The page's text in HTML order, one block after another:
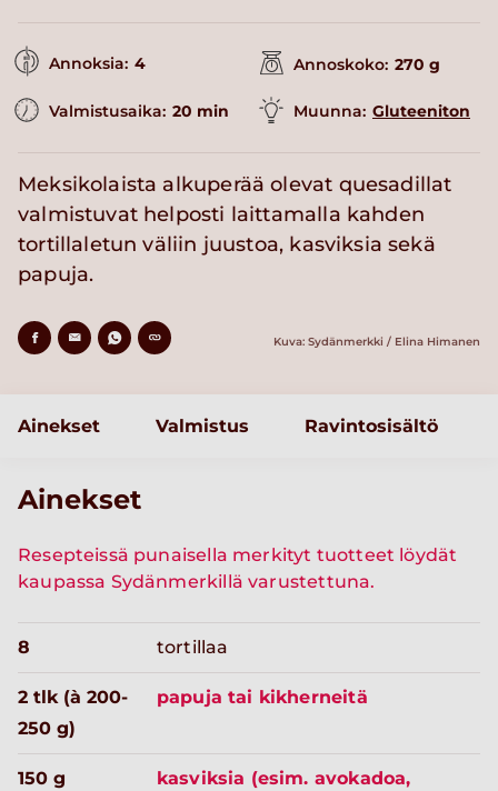
Annoksia: 4 Annoskoko: 270 g
Valmistusaika: 20 min Muunna: Gluteeniton
Meksikolaista alkuperää olevat quesadillat
valmistuvat helposti laittamalla kahden
tortillaletun väliin juustoa, kasviksia sekä
papuja.
Kuva: Sydänmerkki / Elina Himanen
Ainekset Valmistus Ravintosisältö
Ainekset
Resepteissä punaisella merkityt tuotteet löydät
kaupassa Sydänmerkillä varustettuna.
8 tortillaa
2 tlk (à 200-
250 g)
papuja tai kikherneitä
150 g
kasviksia (esim. avokadoa,